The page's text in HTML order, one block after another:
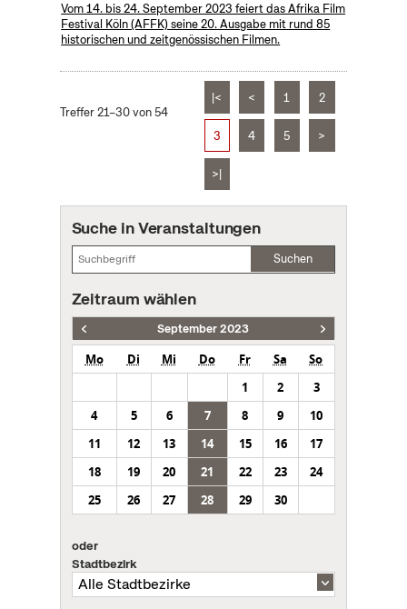
Vom 14. bis 24. September 2023 feiert das Afrika Film
Festival Köln (AFFK) seine 20. Ausgabe mit rund 85
historischen und zeitgenössischen Filmen.
Treffer 21–30 von 54
|< < 1 2
3 4 5 >
>|
Suche in Veranstaltungen
Suchen
Zeitraum wählen
September 2023
Mo Di Mi Do Fr Sa
So
1
2
3
4
5 6 7 8 9
10
11
12 13 14 15 16
17
18
19 20 21 22 23
24
25
26 27 28 29 30
oder
Stadtbezirk